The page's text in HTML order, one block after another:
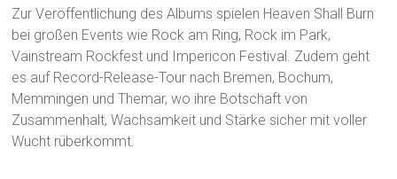
Zur Veröffentlichung des Albums spielen Heaven Shall Burn
bei großen Events wie Rock am Ring, Rock im Park,
Vainstream Rockfest und Impericon Festival. Zudem geht
es auf Record-Release-Tour nach Bremen, Bochum,
Memmingen und Themar, wo ihre Botschaft von
Zusammenhalt, Wachsamkeit und Stärke sicher mit voller
Wucht rüberkommt.